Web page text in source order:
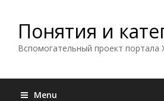
Понятия и
Вспомогательный проект
Menu